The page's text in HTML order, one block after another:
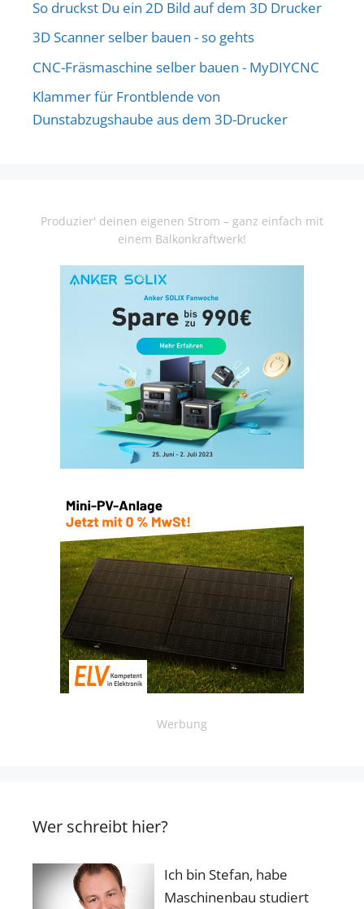
So druckst Du ein 2D Bild auf dem 3D Drucker
3D Scanner selber bauen - so gehts
CNC-Fräsmaschine selber bauen - MyDIYCNC
Klammer für Frontblende von
Dunstabzugshaube aus dem 3D-Drucker
Produzier' deinen eigenen Strom – ganz einfach mit
einem Balkonkraftwerk!
Werbung
Wer schreibt hier?
Ich bin Stefan, habe
Maschinenbau studiert